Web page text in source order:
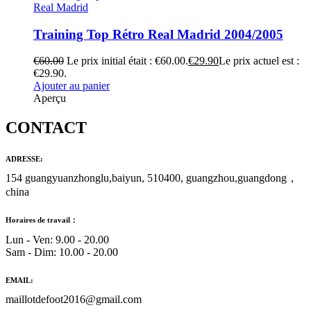
Real Madrid
Training Top Rétro Real Madrid 2004/2005
€60.00 Le prix initial était : €60.00.€29.90Le prix actuel est :
€29.90.
Ajouter au panier
Aperçu
CONTACT
ADRESSE:
154 guangyuanzhonglu,baiyun, 510400, guangzhou,guangdong，
china
Horaires de travail：
Lun - Ven: 9.00 - 20.00
Sam - Dim: 10.00 - 20.00
EMAIL:
maillotdefoot2016@gmail.com